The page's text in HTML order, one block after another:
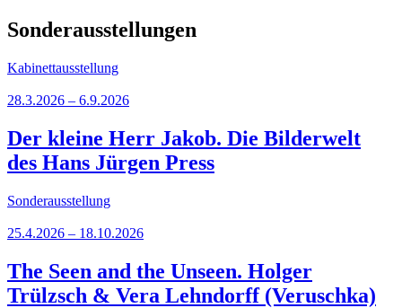
Sonderausstellungen
Kabinettausstellung
28.3.2026 – 6.9.2026
Der kleine Herr Jakob. Die Bilderwelt
des Hans Jürgen Press
Sonderausstellung
25.4.2026 – 18.10.2026
The Seen and the Unseen. Holger
Trülzsch & Vera Lehndorff (Veruschka)